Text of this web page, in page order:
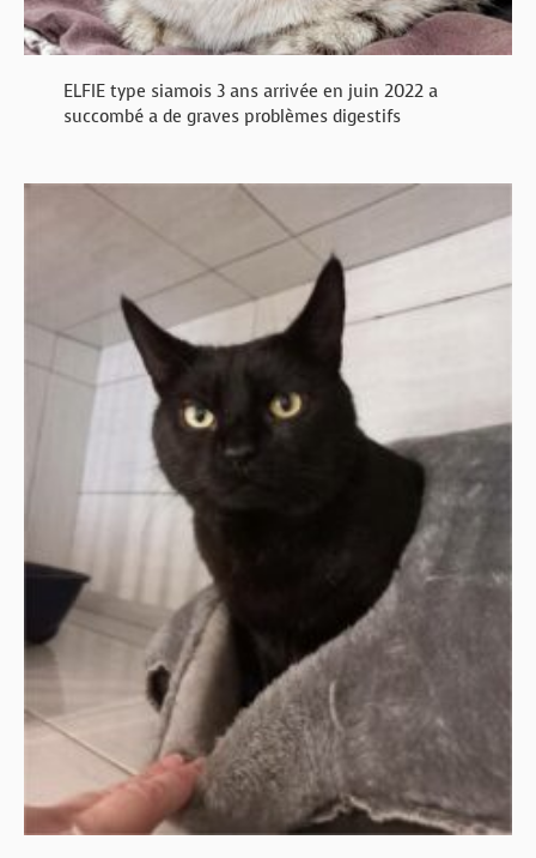
ELFIE type siamois 3 ans arrivée en juin 2022 a
succombé a de graves problèmes digestifs